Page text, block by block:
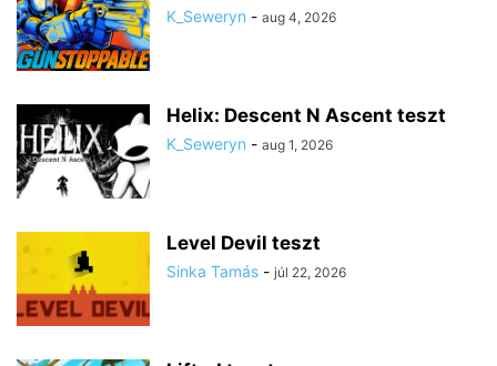
K_Seweryn - aug 4, 2026
Helix: Descent N Ascent teszt
K_Seweryn - aug 1, 2026
Level Devil teszt
Sinka Tamás - júl 22, 2026